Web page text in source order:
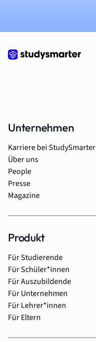
Unternehmen
Karriere bei StudySmarter
Über uns
People
Presse
Magazine
Produkt
Für Studierende
Für Schüler*innen
Für Auszubildende
Für Unternehmen
Für Lehrer*innen
Für Eltern